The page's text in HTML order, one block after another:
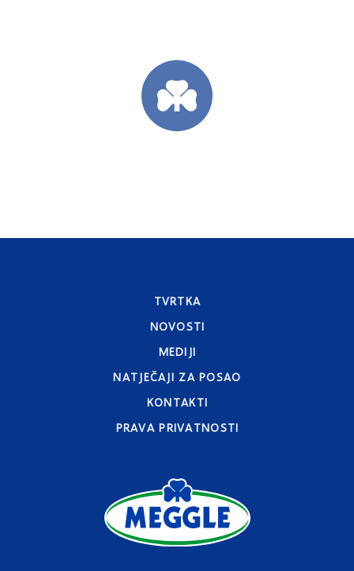
TVRTKA
NOVOSTI
MEDIJI
NATJEČAJI ZA POSAO
KONTAKTI
PRAVA PRIVATNOSTI